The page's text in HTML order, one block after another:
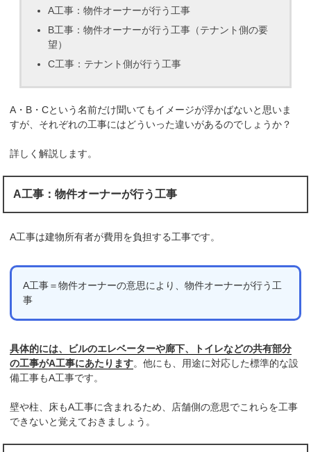
A工事：物件オーナーが行う工事
B工事：物件オーナーが行う工事（テナント側の要
望）
C工事：テナント側が行う工事
A・B・Cという名前だけ聞いてもイメージが浮かばないと思いま
すが、それぞれの工事にはどういった違いがあるのでしょうか？
詳しく解説します。
A工事：物件オーナーが行う工事
A工事は建物所有者が費用を負担する工事です。
A工事＝物件オーナーの意思により、物件オーナーが行う工
事
具体的には、ビルのエレベーターや廊下、トイレなどの共有部分
の工事がA工事にあたります。他にも、用途に対応した標準的な設
備工事もA工事です。
壁や柱、床もA工事に含まれるため、店舗側の意思でこれらを工事
できないと覚えておきましょう。